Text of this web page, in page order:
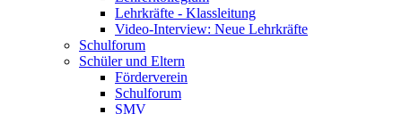
Lehrkräfte - Klassleitung
Video-Interview: Neue Lehrkräfte
Schulforum
Schüler und Eltern
Förderverein
Schulforum
SMV